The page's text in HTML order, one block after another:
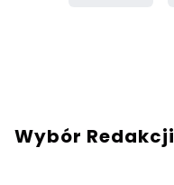
Wybór Redakcji